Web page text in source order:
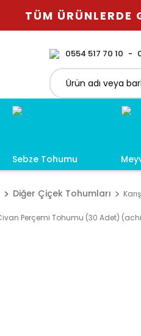
TÜM
0554 517 70 10
Sebze Tohumu
Diğer Çiçek Tohumları